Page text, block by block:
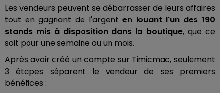
Les vendeurs peuvent se débarrasser de leurs affaires
tout en gagnant de l'argenten louant l'un des 190
stands mis à disposition dans la boutique, que ce
soit pour une semaine ou un mois.
Après avoir créé un compte sur Timicmac, seulement
3 étapes séparent le vendeur de ses premiers
bénéfices :